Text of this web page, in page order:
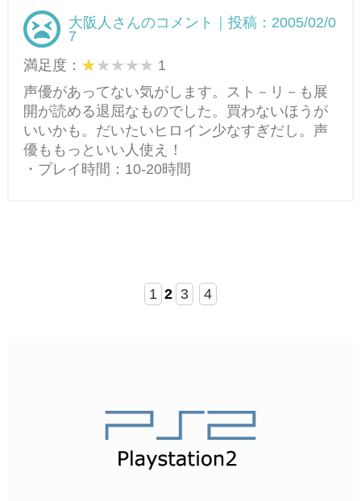
大阪人さんのコメント｜投稿：2005/02/0
7
満足度：
1
声優があってない気がします。スト－リ－も展
開が読める退屈なものでした。買わないほうが
いいかも。だいたいヒロイン少なすぎだし。声
優ももっといい人使え！
・プレイ時間：10-20時間
1 2 3 4